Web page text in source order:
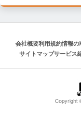
会社概要利用規約情報の
サイトマップサービス
Copyright